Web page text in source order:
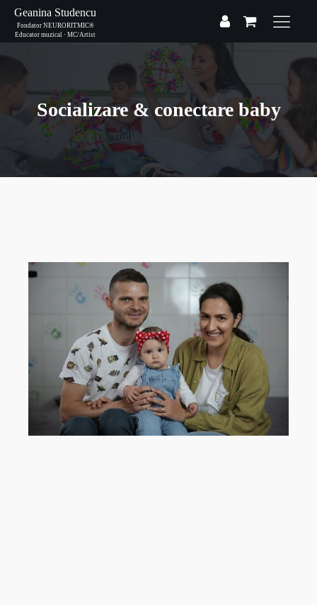
Geanina Studencu
Fondator NEURORITMIC®
Educator muzical · MC/Artist
Socializare & conectare baby